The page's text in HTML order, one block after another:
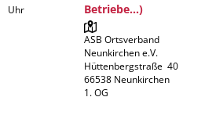
Uhr
Betriebe...)
ASB Ortsverband
Neunkirchen e.V.
Hüttenbergstraße  40
66538 Neunkirchen
1. OG